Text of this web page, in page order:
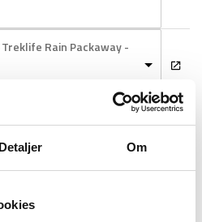
Detaljer Om
Rain Packaway -
kr
TILFØJ TIL KURV